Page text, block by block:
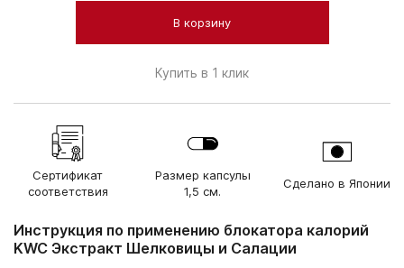
В корзину
Купить в 1 клик
Сертификат
соответствия
Размер капсулы
1,5 см.
Сделано в Японии
Инструкция по применению блокатора калорий
KWC Экстракт Шелковицы и Салации